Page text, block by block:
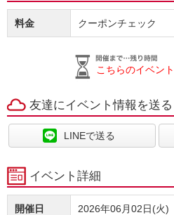
料金 クーポンチェック
こちらのイベン
友達にイベント情報を送る
LINEで送る
イベント詳細
開催日 2026年06月02日(火)